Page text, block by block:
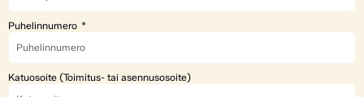
Puhelinnumero
Katuosoite (Toimitus- tai asennusosoite)